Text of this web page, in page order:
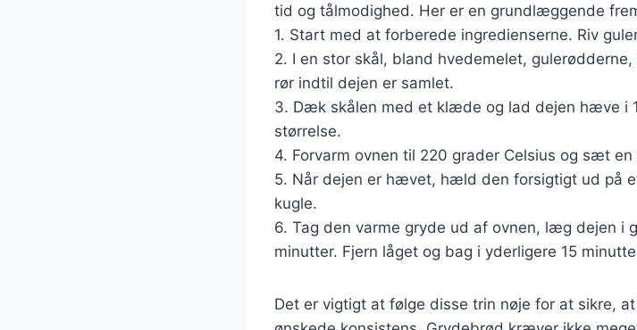
tid og tålmodighed. Her er en grundlæggende
1. Start med at forberede ingredienserne. Riv
2. I en stor skål, bland hvedemelet,
rør indtil dejen er samlet.
3. Dæk skålen med et klæde og lad dejen hæve i
størrelse.
4. Forvarm ovnen til 220 grader Celsius og sæt
5. Når dejen er hævet, hæld den forsigtigt ud på
kugle.
6. Tag den varme gryde ud af ovnen, læg dejen i
minutter. Fjern låget og bag i yderligere 15
Det er vigtigt at følge disse trin nøje for at sikre,